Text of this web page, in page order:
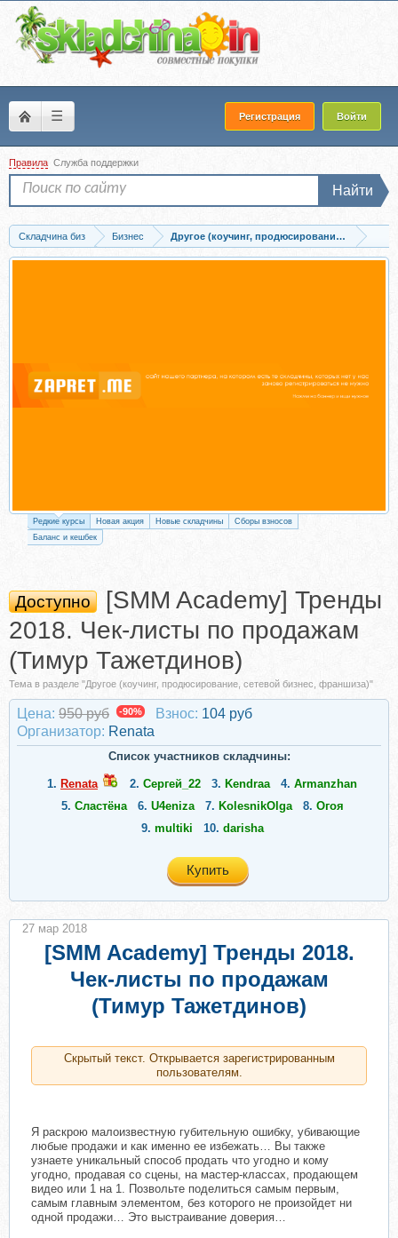
☰ Регистрация Войти
Правила Служба поддержки
Найти
Складчина биз Бизнес
Другое (коучинг, продюсирование, сетевой
Скачать [SMM Academy] Тренды 2018. Чек-листы по продажам (Тимур
Редкие курсы Новая акция Новые складчины
Сборы взносов
Баланс и кешбек
Доступно
[SMM Academy] Тренды
2018. Чек-листы по продажам
(Тимур Тажетдинов)
Тема в разделе "Другое (коучинг, продюсирование, сетевой бизнес, франшиза)"
Цена: 950 руб -90% Взнос: 104 руб
Организатор: Renata
Список участников складчины:
1. Renata 2. Сергей_22 3. Kendraa 4. Armanzhan
5. Сластёна 6. U4eniza 7. KolesnikOlga 8. Огоя
9. multiki 10. darisha
Купить
[SMM Academy] Тренды 2018.
Чек-листы по продажам
(Тимур Тажетдинов)
Скрытый текст. Открывается зарегистрированным
пользователям.
Я раскрою малоизвестную губительную ошибку, убивающие
любые продажи и как именно ее избежать… Вы также
узнаете уникальный способ продать что угодно и кому
угодно, продавая со сцены, на мастер-классах, продающем
видео или 1 на 1. Позвольте поделиться самым первым,
самым главным элементом, без которого не произойдет ни
одной продажи… Это выстраивание доверия…
27 мар 2018